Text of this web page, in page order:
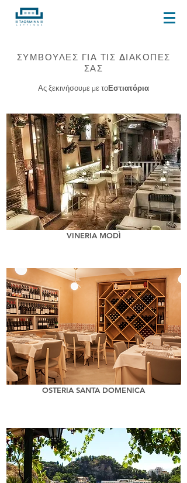
ΣΥΜΒΟΥΛΕΣ ΓΙΑ ΤΙΣ ΔΙΑΚΟΠΕΣ
ΣΑΣ
Ας ξεκινήσουμε με τοΕστιατόρια
VINERIA MODÌ
OSTERIA SANTA DOMENICA